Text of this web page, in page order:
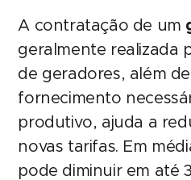
A contratação de um
geralmente realizada
de geradores, além
fornecimento
produtivo, ajuda a
novas tarifas. Em
pode diminuir em até